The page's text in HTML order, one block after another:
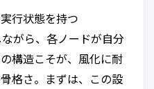
行状態を持つ
がら、各ノードが自分
構造こそが、風化に耐
格さ。まずは、この設